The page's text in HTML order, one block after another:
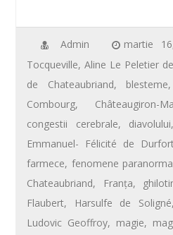
e
b
o
o
k
tt
er
ail er
e
st
p
Admin martie
Tocqueville,Aline Le Peletier
de Chateaubriand, blesteme,
Combourg, Châteaugiron-
congestii cerebrale, diavolului
Emmanuel- Félicité de
farmece, fenomene
Chateaubriand, Franţa,
Flaubert, Harsulfe de Soligné
Ludovic Geoffroy, magie,